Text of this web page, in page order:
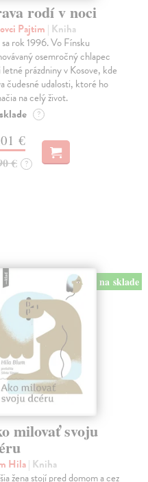
rodí v noci
Pajtim | Kniha
sa rok 1996. Vo Fínsku
osemročný chlapec
prázdniny v Kosove, kde
čudesné udalosti, ktoré ho
na celý život.
?
€
€ ?
na sklade
milovať svoju
Hila| Kniha
žena stojí pred domom a cez